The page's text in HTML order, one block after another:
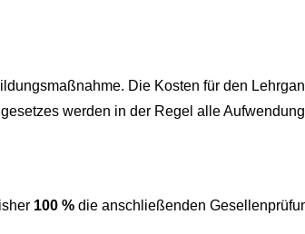
Die Kosten für den
werden in der Regel alle
100 % die anschließenden